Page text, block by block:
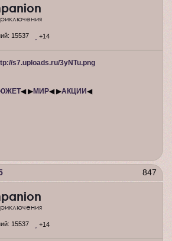
15537 +14
◀ ▶МИР◀ ▶АКЦИИ◀
847
15537 +14